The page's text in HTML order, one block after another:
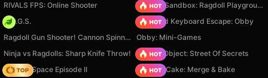
RIVALS FPS: Online Shooter
Sprunki Sandbox: Ragdoll Playground Mode
H.O.G.S.
+1 Speed Keyboard Escape: Obby
Ragdoll Gun Shooter! Cannon Spinner Playground
Obby: Mini-Games
Ninja vs Ragdolls: Sharp Knife Throw!
Hidden Object: Street Of Secrets
Zombie Space Episode II
Piece of Cake: Merge & Bake